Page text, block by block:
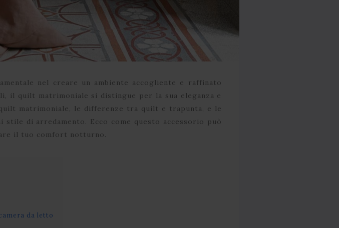
nel creare un ambiente accogliente e raffinato
il quilt matrimoniale si distingue per la sua eleganza e
quilt matrimoniale, le differenze tra quilt e trapunta, e le
di arredamento. Ecco come questo accessorio può
il tuo comfort notturno.
da letto